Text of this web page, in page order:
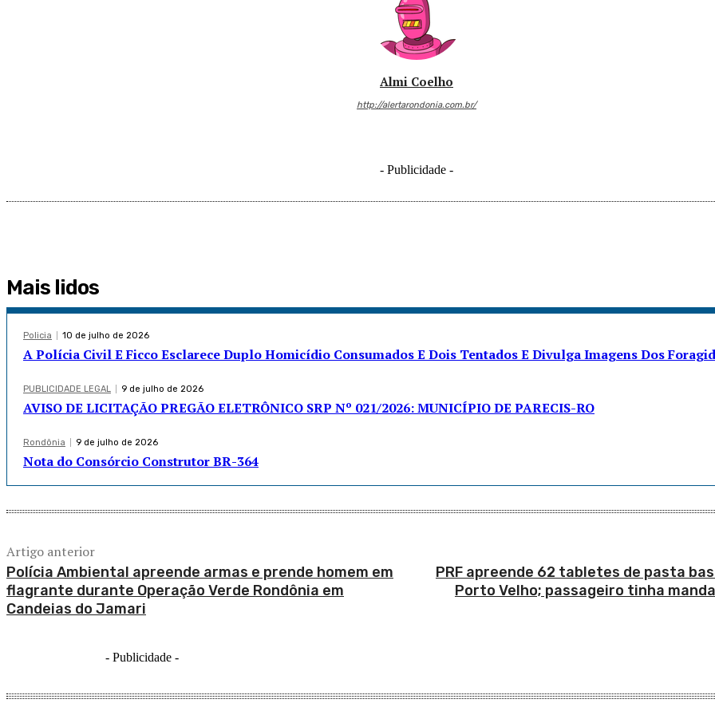
Almi Coelho
http://alertarondonia.com.br/
- Publicidade -
Mais lidos
Policia 10 de julho de 2026
A Polícia Civil E Ficco Esclarece Duplo Homicídio Consumados E Dois Tentados E Divulga Imagens Dos
PUBLICIDADE LEGAL 9 de julho de 2026
AVISO DE LICITAÇÃO PREGÃO ELETRÔNICO SRP Nº 021/2026: MUNICÍPIO DE PARECIS-RO
Rondônia 9 de julho de 2026
Nota do Consórcio Construtor BR-364
Artigo anterior
Polícia Ambiental apreende armas e prende homem em
flagrante durante Operação Verde Rondônia em
Candeias do Jamari
PRF apreende 62 tabletes de pasta
Porto Velho; passageiro tinha
- Publicidade -